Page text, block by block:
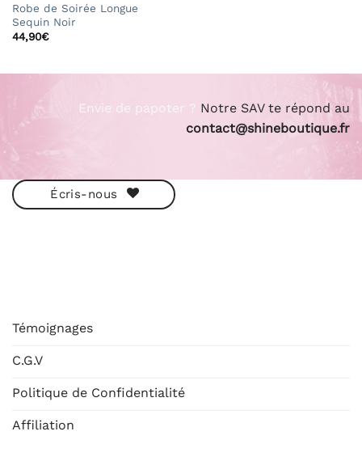
Robe de Soirée Longue
Sequin Noir
44,90€
Envie de papoter ? Notre SAV te répond au
contact@shineboutique.fr
Écris-nous
Témoignages
C.G.V
Politique de Confidentialité
Affiliation